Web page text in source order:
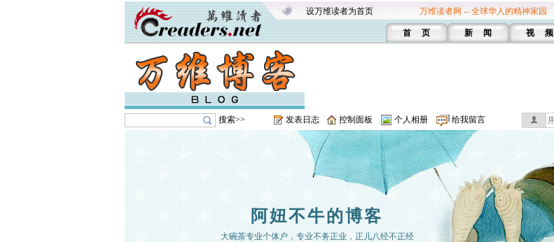
设万维读者为首页 万维读者网 -- 全球华人的精神家园
首 页 新 闻 视 频
搜索>> 发表日志 控制面板 个人相册 给我留言
阿妞不牛的博客
大碗茶专业个体户，专业不务正业，正儿八经不正经